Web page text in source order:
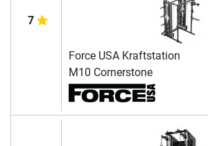
7
Force USA Kraftstation
M10 Cornerstone